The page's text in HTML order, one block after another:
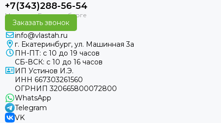
+7(343)288-56-54
Заказать звонок
info@vlastah.ru
г. Екатеринбург, ул. Машинная 3а
ПН-ПТ: с 10 до 19 часов
СБ-ВСК: с 10 до 16 часов
ИП Устинов И.Э.
ИНН 667303261560
ОГРНИП 320665800072800
WhatsApp
Telegram
VK